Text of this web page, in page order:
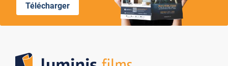
Télécharger